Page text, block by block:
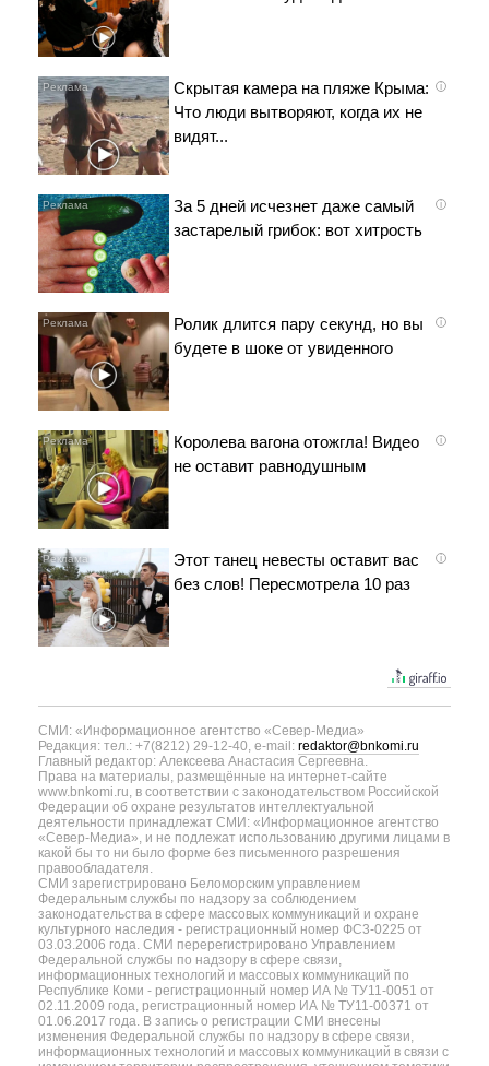
i
Скрытая камера на пляже Крыма:
Что люди вытворяют, когда их не
видят...
i
За 5 дней исчезнет даже самый
застарелый грибок: вот хитрость
i
Ролик длится пару секунд, но вы
будете в шоке от увиденного
i
Королева вагона отожгла! Видео
не оставит равнодушным
i
Этот танец невесты оставит вас
без слов! Пересмотрела 10 раз
СМИ: «Информационное агентство «Север-Медиа»
Редакция: тел.: +7(8212) 29-12-40, e-mail: redaktor@bnkomi.ru
Главный редактор: Алексеева Анастасия Сергеевна.
Права на материалы, размещённые на интернет-сайте
www.bnkomi.ru, в соответствии с законодательством Российской
Федерации об охране результатов интеллектуальной
деятельности принадлежат СМИ: «Информационное агентство
«Север-Медиа», и не подлежат использованию другими лицами в
какой бы то ни было форме без письменного разрешения
правообладателя.
СМИ зарегистрировано Беломорским управлением
Федеральным службы по надзору за соблюдением
законодательства в сфере массовых коммуникаций и охране
культурного наследия - регистрационный номер ФС3-0225 от
03.03.2006 года. СМИ перерегистрировано Управлением
Федеральной службы по надзору в сфере связи,
информационных технологий и массовых коммуникаций по
Республике Коми - регистрационный номер ИА № ТУ11-0051 от
02.11.2009 года, регистрационный номер ИА № ТУ11-00371 от
01.06.2017 года. В запись о регистрации СМИ внесены
изменения Федеральной службы по надзору в сфере связи,
информационных технологий и массовых коммуникаций в связи с